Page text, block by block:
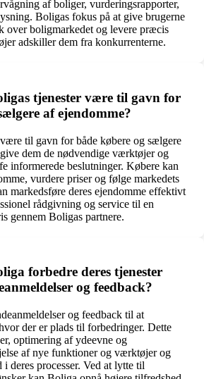
af boliger, vurderingsrapporter,
Boligas fokus på at give brugerne
over boligmarkedet og levere præcis
adskiller dem fra konkurrenterne.
tjenester være til gavn for
af ejendomme?
til gavn for både købere og sælgere
dem de nødvendige værktøjer og
informerede beslutninger. Købere kan
vurdere priser og følge markedets
markedsføre deres ejendomme effektivt
rådgivning og service til en
gennem Boligas partnere.
forbedre deres tjenester
og feedback?
og feedback til at
der er plads til forbedringer. Dette
optimering af ydeevne og
af nye funktioner og værktøjer og
deres processer. Ved at lytte til